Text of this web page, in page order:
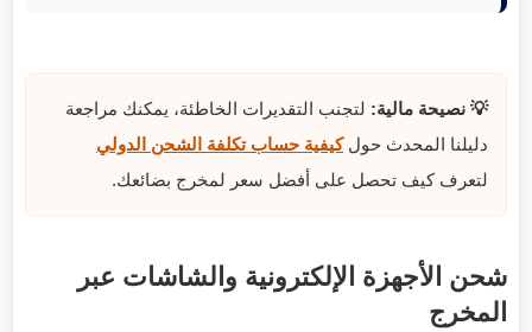
💡 نصيحة مالية: لتجنب التقديرات الخاطئة، يمكنك مراجعة
دليلنا المحدث حولكيفية حساب تكلفة الشحن الدولي
لتعرف كيف تحصل على أفضل سعر لمخرج بضائعك.
شحن الأجهزة الإلكترونية والشاشات عبر
المخرج